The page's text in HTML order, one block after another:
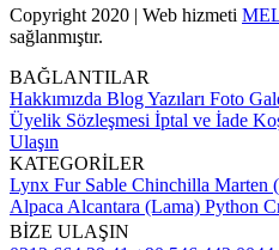
Copyright 2020 | Web hizmeti
sağlanmıştır.
BAĞLANTILAR
Hakkımızda Blog Yazıları Foto
Üyelik Sözleşmesi İptal ve İade
Ulaşın
KATEGORİLER
Lynx FurSable Chinchilla Marten
Alpaca Alcantara (Lama) Python
BİZE ULAŞIN